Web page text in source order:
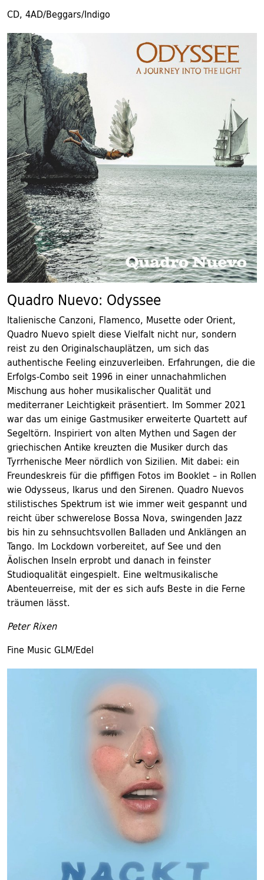
CD, 4AD/Beggars/Indigo
Quadro Nuevo: Odyssee
Italienische Canzoni, Flamenco, Musette oder Orient,
Quadro Nuevo spielt diese Vielfalt nicht nur, sondern
reist zu den Originalschauplätzen, um sich das
authentische Feeling einzuverleiben. Erfahrungen, die die
Erfolgs-Combo seit 1996 in einer unnachahmlichen
Mischung aus hoher musikalischer Qualität und
mediterraner Leichtigkeit präsentiert. Im Sommer 2021
war das um einige Gastmusiker erweiterte Quartett auf
Segeltörn. Inspiriert von alten Mythen und Sagen der
griechischen Antike kreuzten die Musiker durch das
Tyrrhenische Meer nördlich von Sizilien. Mit dabei: ein
Freundeskreis für die pfiffigen Fotos im Booklet – in Rollen
wie Odysseus, Ikarus und den Sirenen. Quadro Nuevos
stilistisches Spektrum ist wie immer weit gespannt und
reicht über schwerelose Bossa Nova, swingenden Jazz
bis hin zu sehnsuchtsvollen Balladen und Anklängen an
Tango. Im Lockdown vorbereitet, auf See und den
Äolischen Inseln erprobt und danach in feinster
Studioqualität eingespielt. Eine weltmusikalische
Abenteuerreise, mit der es sich aufs Beste in die Ferne
träumen lässt.
Peter Rixen
Fine Music GLM/Edel